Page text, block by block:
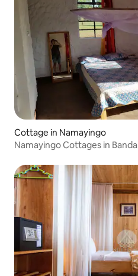
Cottage in Namayingo
Namayingo Cottages in Banda